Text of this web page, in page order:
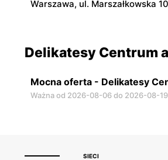
Warszawa, ul. Marszałkowska
Delikatesy Centrum
Mocna oferta - Delikatesy
Ważna od 2026-08-06 do 2026-08-19
SIECI